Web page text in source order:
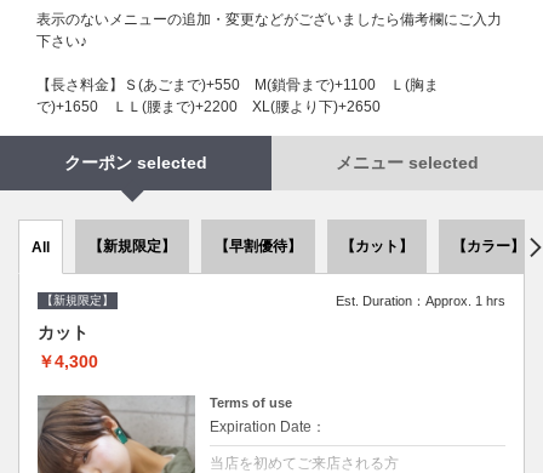
表示のないメニューの追加・変更などがございましたら備考欄にご入力
下さい♪
【長さ料金】Ｓ(あごまで)+550 М(鎖骨まで)+1100 Ｌ(胸ま
で)+1650 ＬＬ(腰まで)+2200 XL(腰より下)+2650
クーポン selected メニュー selected
All 【新規限定】 【早割優待】 【カット】 【カラー】
【新規限定】 Est. Duration：Approx. 1 hrs
カット
￥4,300
Terms of use
Expiration Date：
当店を初めてご来店される方